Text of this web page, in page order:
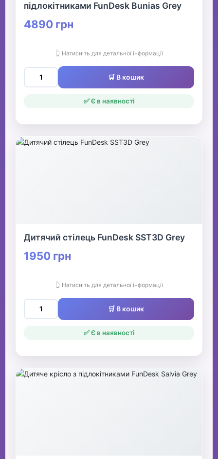
підлокітниками FunDesk Bunias Grey
4890 грн
👆 Натисніть для детальної інформації
🛒 В кошик
✅ Є в наявності
Дитячий стілець FunDesk SST3D Grey
1950 грн
👆 Натисніть для детальної інформації
🛒 В кошик
✅ Є в наявності